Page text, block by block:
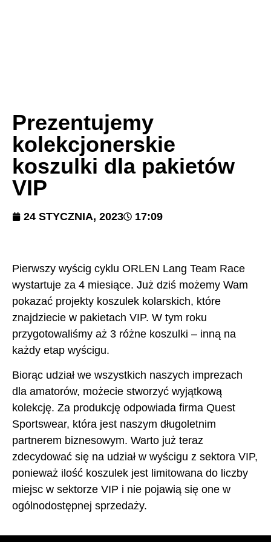
Prezentujemy
kolekcjonerskie
koszulki dla pakietów
VIP
24 STYCZNIA, 2023 17:09
Pierwszy wyścig cyklu ORLEN Lang Team Race
wystartuje za 4 miesiące. Już dziś możemy Wam
pokazać projekty koszulek kolarskich, które
znajdziecie w pakietach VIP. W tym roku
przygotowaliśmy aż 3 różne koszulki – inną na
każdy etap wyścigu.
Biorąc udział we wszystkich naszych imprezach
dla amatorów, możecie stworzyć wyjątkową
kolekcję. Za produkcję odpowiada firma Quest
Sportswear, która jest naszym długoletnim
partnerem biznesowym. Warto już teraz
zdecydować się na udział w wyścigu z sektora VIP,
ponieważ ilość koszulek jest limitowana do liczby
miejsc w sektorze VIP i nie pojawią się one w
ogólnodostępnej sprzedaży.